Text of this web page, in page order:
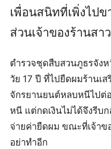
เพื่อนสนิทที่เพิ่งไปข
ส่วนเจ้าของร้านสา
ตำรวจชุดสืบสวนภูธรจัง
วัย 17 ปี ที่ไปยืดผมร้านเ
จักรยานยนต์หลบหนีไปต่
หนี แต่กดเงินไม่ได้จึงรีบ
จ่ายค่ายืดผม ขณะที่เจ้า
อย่าทำอีก